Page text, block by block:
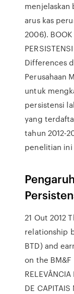
menjelaskan
arus kas
2006). BOOK
Differences
Perusahaan
untuk
persistensi
yang
tahun 2012-
penelitian ini
21 Out 2012
relationship
BTD) and
on the BM&F
DE